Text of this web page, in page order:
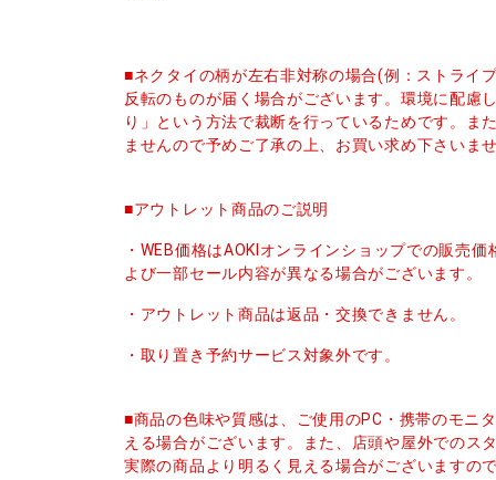
■ネクタイの柄が左右非対称の場合(例：ストライ
反転のものが届く場合がございます。環境に配慮
り」という方法で裁断を行っているためです。ま
ませんので予めご了承の上、お買い求め下さいま
■アウトレット商品のご説明
・WEB価格はAOKIオンラインショップでの販売
よび一部セール内容が異なる場合がございます。
・アウトレット商品は返品・交換できません。
・取り置き予約サービス対象外です。
■商品の色味や質感は、ご使用のPC・携帯のモニ
える場合がございます。また、店頭や屋外でのス
実際の商品より明るく見える場合がございますの